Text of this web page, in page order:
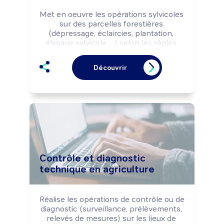
Met en oeuvre les opérations sylvicoles
sur des parcelles forestières
(dépressage, éclaircies, plantation,
élagage sylvicole, ...) selon les règles
d'exploitation (commerciaux, qualitatifs,
...) et les normes environnementales.
Peut effectuer des travaux
forestières.
Peut coordonner une équipe ou diriger
une exploitation forestière.
Découvrir
Contrôle et diagnostic
technique en agriculture
Réalise les opérations de contrôle ou de
diagnostic (surveillance, prélèvements,
relevés de mesures) sur les lieux de